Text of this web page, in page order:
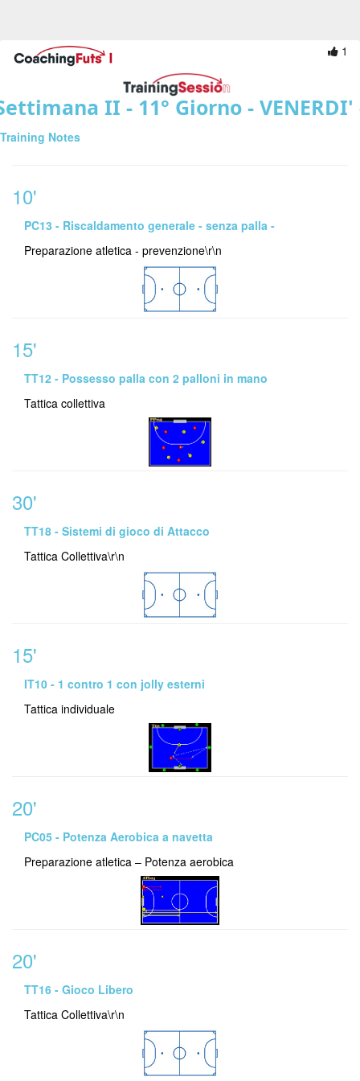
1
II - 11° Giorno - VENERDI'
Training Notes
10'
PC13 - Riscaldamento generale - senza palla -
Preparazione atletica - prevenzione\r\n
15'
TT12 - Possesso palla con 2 palloni in mano
Tattica collettiva
30'
TT18 - Sistemi di gioco di Attacco
Tattica Collettiva\r\n
15'
IT10 - 1 contro 1 con jolly esterni
Tattica individuale
20'
PC05 - Potenza Aerobica a navetta
Preparazione atletica – Potenza aerobica
20'
TT16 - Gioco Libero
Tattica Collettiva\r\n